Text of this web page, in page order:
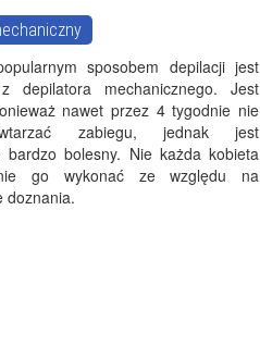
sposobem depilacji jest
depilatora mechanicznego. Jest
nawet przez 4 tygodnie nie
zabiegu, jednak jest
bardzo bolesny. Nie każda kobieta
go wykonać ze względu na
doznania.